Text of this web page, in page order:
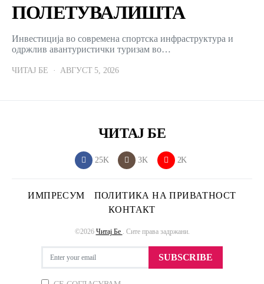
ПОЛЕТУВАЛИШТА
Инвестиција во современа спортска инфраструктура и
одржлив авантуристички туризам во…
ЧИТАЈ БЕ АВГУСТ 5, 2026
SUBSCRIBE
ЧИТАЈ БЕ
25K 3K 2K
ИМПРЕСУМ
ПОЛИТИКА НА ПРИВАТНОСТ
КОНТАКТ
©2026 Читај Бе . Сите права задржани.